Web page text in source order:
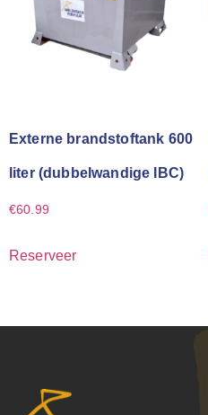
Externe brandstoftank 600
liter (dubbelwandige IBC)
€60.99
Reserveer